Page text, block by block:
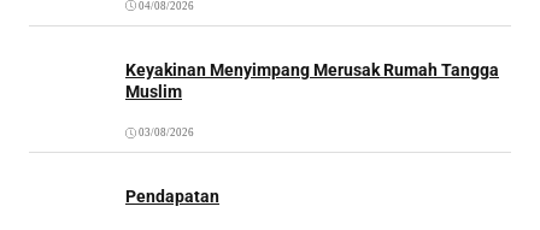
04/08/2026
Keyakinan Menyimpang Merusak Rumah Tangga
Muslim
03/08/2026
Pendapatan